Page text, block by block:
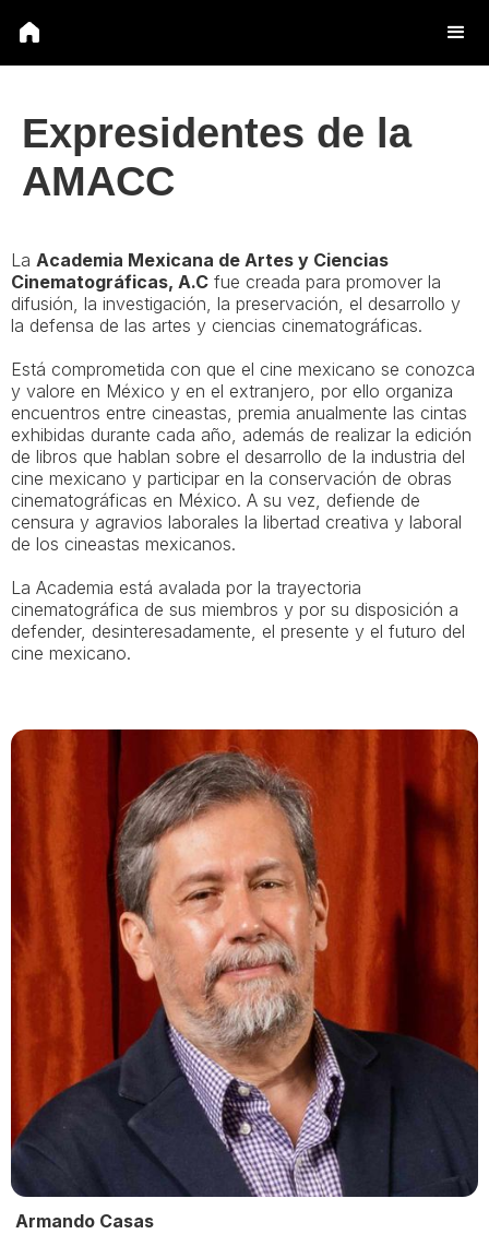
Expresidentes de la
AMACC
La Academia Mexicana de Artes y Ciencias
Cinematográficas, A.C fue creada para promover la
difusión, la investigación, la preservación, el desarrollo y
la defensa de las artes y ciencias cinematográficas.
Está comprometida con que el cine mexicano se conozca
y valore en México y en el extranjero, por ello organiza
encuentros entre cineastas, premia anualmente las cintas
exhibidas durante cada año, además de realizar la edición
de libros que hablan sobre el desarrollo de la industria del
cine mexicano y participar en la conservación de obras
cinematográficas en México. A su vez, defiende de
censura y agravios laborales la libertad creativa y laboral
de los cineastas mexicanos.
La Academia está avalada por la trayectoria
cinematográfica de sus miembros y por su disposición a
defender, desinteresadamente, el presente y el futuro del
cine mexicano.
Armando Casas